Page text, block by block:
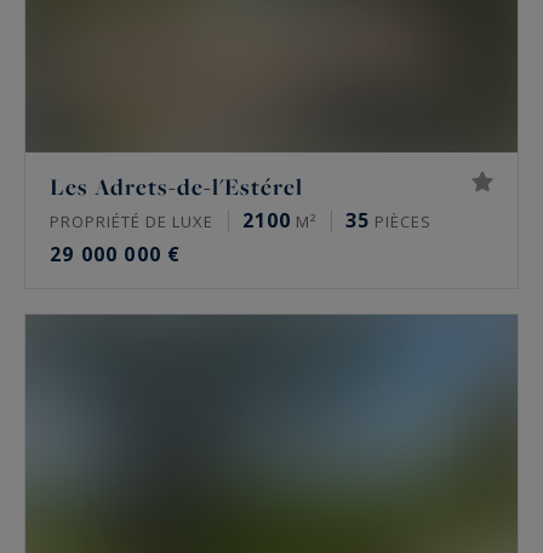
Les Adrets-de-l'Estérel
PROPRIÉTÉ DE LUXE 2100 M² 35 PIÈCES
29 000 000 €